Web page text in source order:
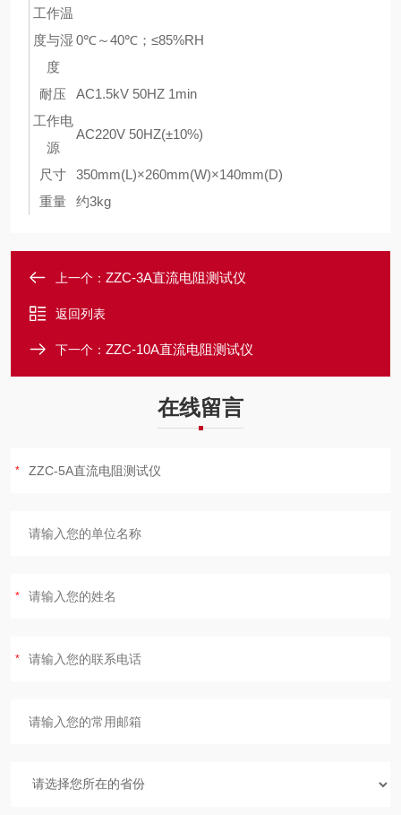
工作温
度与湿
度
0℃～40℃；≤85%RH
耐压
AC1.5kV 50HZ 1min
工作电
源
AC220V 50HZ(±10%)
尺寸
350mm(L)×260mm(W)×140mm(D)
重量
约3kg
上一个： ZZC-3A直流电阻测试仪
返回列表
下一个： ZZC-10A直流电阻测试仪
在线留言